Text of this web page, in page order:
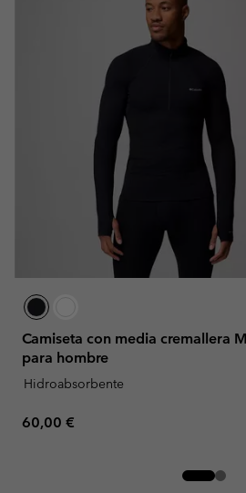
Camiseta con media cremallera
para hombre
Hidroabsorbente
Regular price:
60,00 €